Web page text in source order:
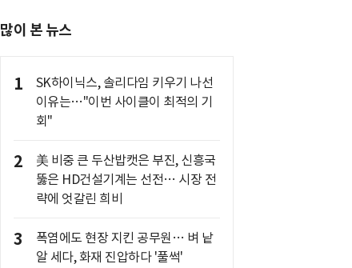
많이 본 뉴스
1
SK하이닉스, 솔리다임 키우기 나선
이유는…"이번 사이클이 최적의 기
회"
2
美 비중 큰 두산밥캣은 부진, 신흥국
뚫은 HD건설기계는 선전… 시장 전
략에 엇갈린 희비
3
폭염에도 현장 지킨 공무원… 벼 낱
알 세다, 화재 진압하다 '풀썩'